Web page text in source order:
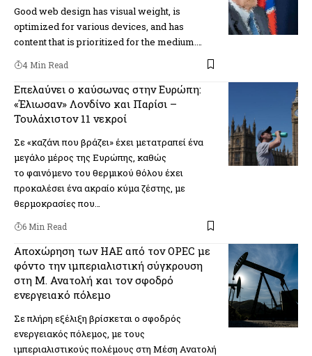
Good web design has visual weight, is
optimized for various devices, and has
content that is prioritized for the medium.…
4 Min Read
Επελαύνει ο καύσωνας στην Ευρώπη:
«Έλιωσαν» Λονδίνο και Παρίσι –
Τουλάχιστον 11 νεκροί
Σε «καζάνι που βράζει» έχει μετατραπεί ένα
μεγάλο μέρος της Ευρώπης, καθώς
το φαινόμενο του θερμικού θόλου έχει
προκαλέσει ένα ακραίο κύμα ζέστης, με
θερμοκρασίες που…
6 Min Read
Αποχώρηση των ΗΑΕ από τον OPEC με
φόντο την ιμπεριαλιστική σύγκρουση
στη Μ. Ανατολή και τον σφοδρό
ενεργειακό πόλεμο
Σε πλήρη εξέλιξη βρίσκεται ο σφοδρός
ενεργειακός πόλεμος, με τους
ιμπεριαλιστικούς πολέμους στη Μέση Ανατολή